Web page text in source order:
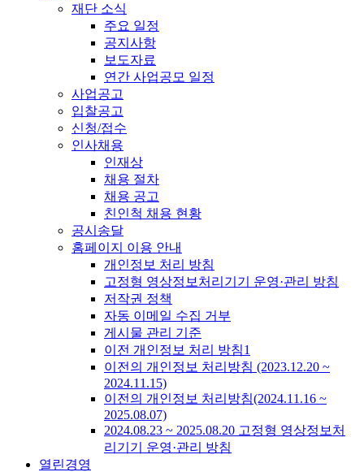
재단 소식
주요 일정
공지사항
보도자료
연간 사업공모 일정
사업공고
입찰공고
신청/접수
인사채용
인재상
채용 절차
채용 공고
친인척 채용 현황
공시송달
홈페이지 이용 안내
개인정보 처리 방침
고정형 영상정보처리기기 운영·관리 방침
저작권 정책
자동 이메일 수집 거부
게시물 관리 기준
이전 개인정보 처리 방침1
이전의 개인정보 처리방침 (2023.12.20 ~
2024.11.15)
이전의 개인정보 처리방침(2024.11.16 ~
2025.08.07)
2024.08.23 ~ 2025.08.20 고정형 영상정보처
리기기 운영·관리 방침
열린경영